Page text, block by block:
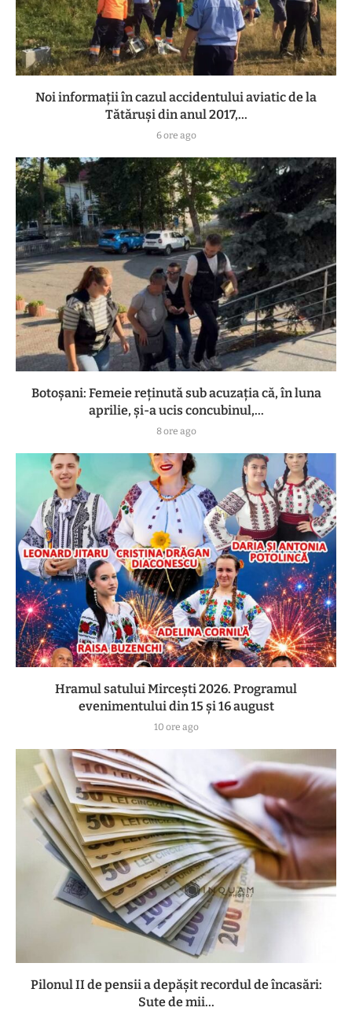
Noi informații în cazul accidentului aviatic de la
Tătăruși din anul 2017,...
6 ore ago
Botoşani: Femeie reţinută sub acuzaţia că, în luna
aprilie, şi-a ucis concubinul,...
8 ore ago
Hramul satului Mircești 2026. Programul
evenimentului din 15 și 16 august
10 ore ago
Pilonul II de pensii a depășit recordul de încasări:
Sute de mii...